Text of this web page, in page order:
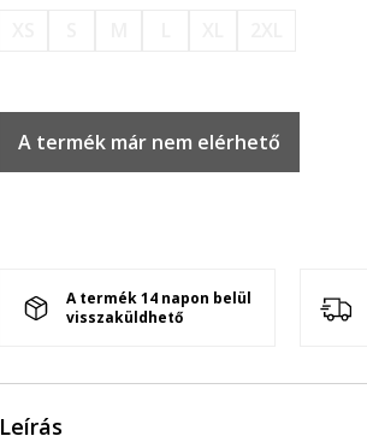
A termék már nem elérhető
A termék 14 napon belül
visszaküldhető
Leírás